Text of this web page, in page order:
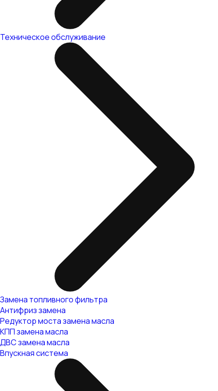
Техническое обслуживание
Замена топливного фильтра
Антифриз замена
Редуктор моста замена масла
КПП замена масла
ДВС замена масла
Впускная система